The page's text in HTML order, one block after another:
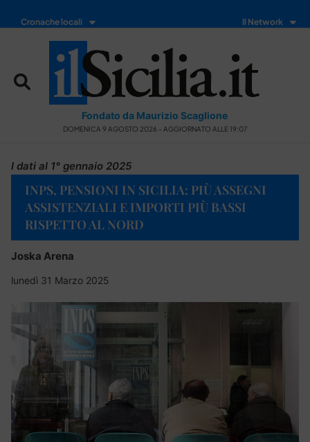
Cronache locali Il Network
Fondato da Maurizio Scaglione
DOMENICA 9 AGOSTO 2026 - AGGIORNATO ALLE 19:07
I dati al 1° gennaio 2025
INPS, PENSIONI IN SICILIA: PIÙ ASSEGNI
ASSISTENZIALI E IMPORTI PIÙ BASSI
RISPETTO AL NORD
Joska Arena
lunedì 31 Marzo 2025